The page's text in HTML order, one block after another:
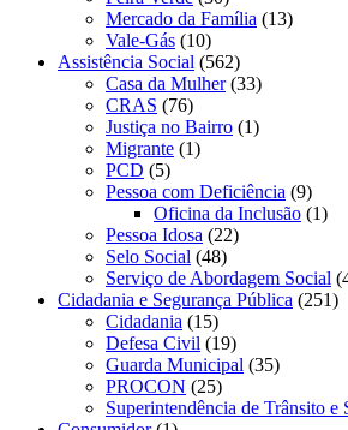
Mercado da Família (13)
Vale-Gás (10)
Assistência Social (562)
Casa da Mulher(33)
CRAS (76)
Justiça no Bairro (1)
Migrante (1)
PCD (5)
Pessoa com Deficiência (9)
Oficina da Inclusão (1)
Pessoa Idosa (22)
Selo Social (48)
Serviço de Abordagem Social
Cidadania e Segurança Pública (251)
Cidadania (15)
Defesa Civil (19)
Guarda Municipal (35)
PROCON (25)
Superintendência de Trânsito e